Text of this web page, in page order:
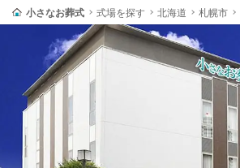
小さなお葬式 式場を探す 北海道 札幌市